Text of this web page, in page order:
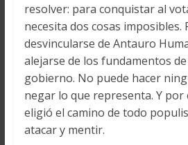
resolver: para conquistar al
necesita dos cosas imposibles.
desvincularse de Antauro
alejarse de los fundamentos
gobierno. No puede hacer
negar lo que representa. Y por
eligió el camino de todo
atacar y mentir.